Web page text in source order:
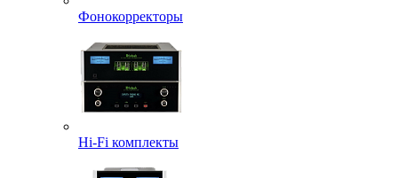
Фонокорректоры
Hi-Fi комплекты